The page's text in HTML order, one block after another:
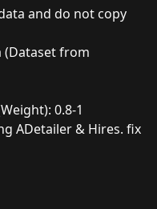
and do not copy
(Dataset from
0.8-1
ADetailer & Hires. fix